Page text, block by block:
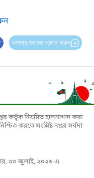
আপনার মতামত প্রদান করুন
কর্তৃক নিয়মিত হালনাগাদ করা
করতে সংশ্লিষ্ট দপ্তর সর্বদা
৩০ জুলাই, ২০২৬ এ